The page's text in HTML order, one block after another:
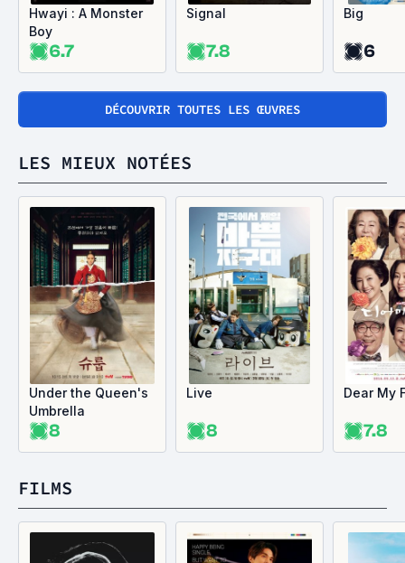
Hwayi : A Monster
Boy
6.7
Signal
7.8
Big
6
DÉCOUVRIR TOUTES LES ŒUVRES
LES MIEUX NOTÉES
Under the Queen's
Umbrella
8
Live
8
Dear My
7.8
FILMS